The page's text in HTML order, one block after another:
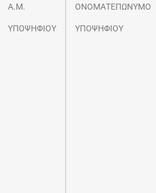
Α.Μ.
ΥΠΟΨΗΦΙΟΥ
ΟΝΟΜΑΤΕΠΩΝΥΜΟ
ΥΠΟΨΗΦΙΟΥ